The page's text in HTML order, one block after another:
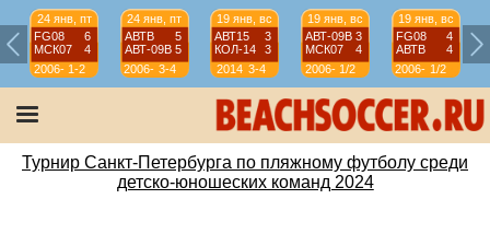
24 янв, пт
FG08
6
МСК07
4
2006-
07
1-2
24 янв, пт
АВТВ
5
АВТ-09B 5
2006-
07
3-4
19 янв, вс
АВТ15
3
КОЛ-14
3
2014 3-4
19 янв, вс
АВТ-09B 3
МСК07
4
2006-
07
1/2
19 янв, вс
FG08
4
АВТВ
4
2006-
07
1/2
Турнир Санкт-Петербурга по пляжному футболу среди
детско-юношеских команд 2024